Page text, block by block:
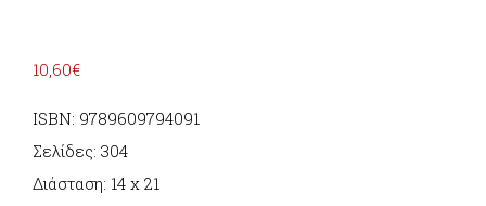
10,60€
ISBN: 9789609794091
Σελίδες: 304
Διάσταση: 14 x 21